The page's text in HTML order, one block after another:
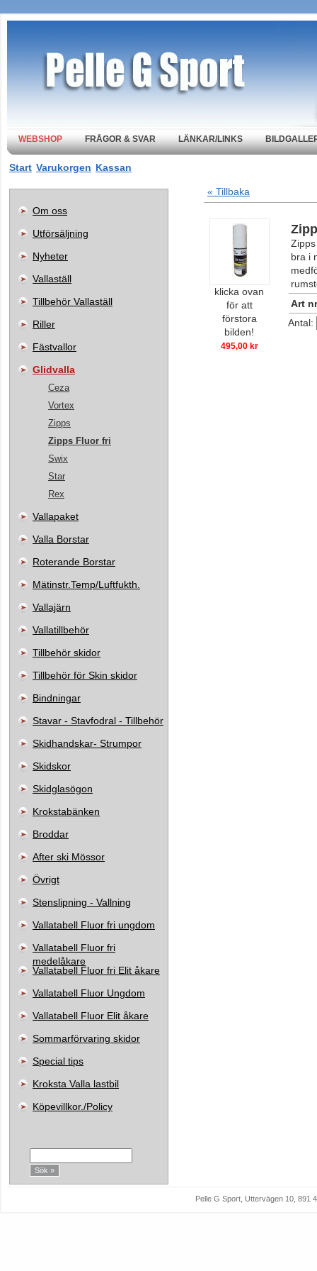
WEBSHOP FRÅGOR & SVAR LÄNKAR/LINKS
Start Varukorgen Kassan
Om oss
Utförsäljning
Nyheter
Vallaställ
Tillbehör Vallaställ
Riller
Fästvallor
Glidvalla
Ceza
Vortex
Zipps
Zipps Fluor fri
Swix
Star
Rex
Vallapaket
Valla Borstar
Roterande Borstar
Mätinstr.Temp/Luftfukth.
Vallajärn
Vallatillbehör
Tillbehör skidor
Tillbehör för Skin skidor
Bindningar
Stavar - Stavfodral - Tillbehör
Skidhandskar- Strumpor
Skidskor
Skidglasögon
Krokstabänken
Broddar
After ski Mössor
Övrigt
Stenslipning - Vallning
Vallatabell Fluor fri ungdom
Vallatabell Fluor fri
medelåkare
Vallatabell Fluor fri Elit åkare
Vallatabell Fluor Ungdom
Vallatabell Fluor Elit åkare
Sommarförvaring skidor
Special tips
Kroksta Valla lastbil
Köpevillkor./Policy
« Tillbaka
klicka ovan
för att
förstora
bilden!
495,00 kr
bra i
Art
Antal:
Pelle G Sport, Uttervägen 10, 891